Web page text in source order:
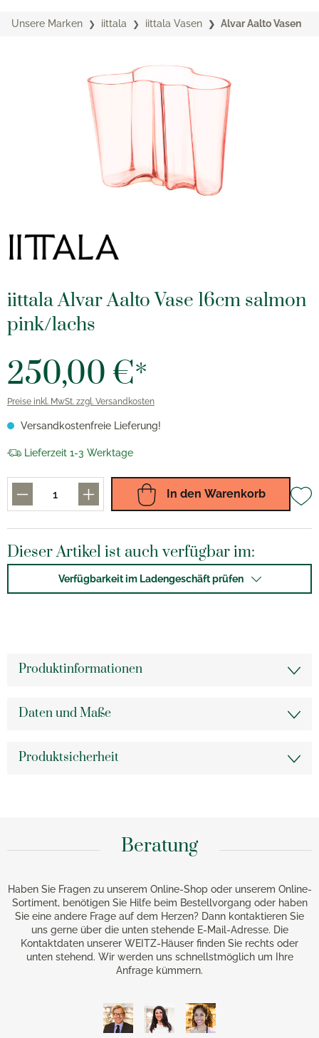
Unsere Marken iittala iittala Vasen Alvar Aalto Vasen
iittala Alvar Aalto Vase 16cm salmon
pink/lachs
250,00 €*
Preise inkl. MwSt. zzgl. Versandkosten
Versandkostenfreie Lieferung!
Lieferzeit 1-3 Werktage
In den Warenkorb
Dieser Artikel ist auch verfügbar im:
Verfügbarkeit im Ladengeschäft prüfen
Produktinformationen
Daten und Maße
Produktsicherheit
Beratung
Haben Sie Fragen zu unserem Online-Shop oder unserem Online-
Sortiment, benötigen Sie Hilfe beim Bestellvorgang oder haben
Sie eine andere Frage auf dem Herzen? Dann kontaktieren Sie
uns gerne über die unten stehende E-Mail-Adresse. Die
Kontaktdaten unserer WEITZ-Häuser finden Sie rechts oder
unten stehend. Wir werden uns schnellstmöglich um Ihre
Anfrage kümmern.